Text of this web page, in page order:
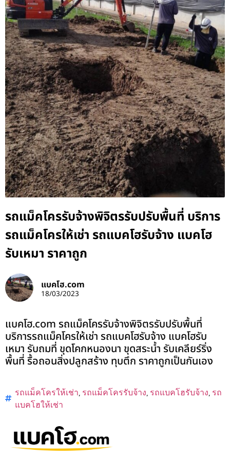
รถแม็คโครรับจ้างพิจิตรรับปรับพื้นที่ บริการ
รถแม็คโครให้เช่า รถแบคโฮรับจ้าง แบคโฮ
รับเหมา ราคาถูก
แบคโฮ.com
18/03/2023
แบคโฮ.com รถแม็คโครรับจ้างพิจิตรรับปรับพื้นที่
บริการรถแม็คโครให้เช่า รถแบคโฮรับจ้าง แบคโฮรับ
เหมา รับถมที่ ขุดโคกหนองนา ขุดสระน้ำ รับเคลียร์ริ่ง
พื้นที่ รื้อถอนสิ่งปลูกสร้าง ทุบตึก ราคาถูกเป็นกันเอง
รถแม็คโครให้เช่า, รถแม็คโครรับจ้าง, รถแบคโฮรับจ้าง, รถ
แบคโฮให้เช่า